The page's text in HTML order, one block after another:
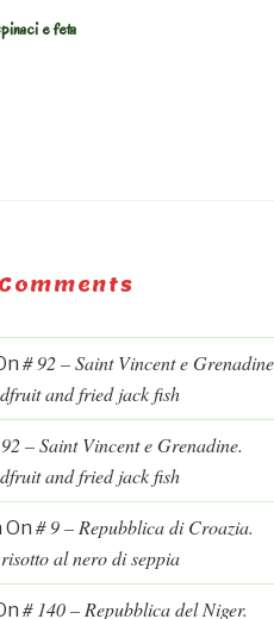
e feta
# 92 – Saint Vincent e
and fried jack fish
– Saint Vincent e Grenadine.
and fried jack fish
On # 9 – Repubblica di Croazia.
al nero di seppia
# 140 – Repubblica del Niger.